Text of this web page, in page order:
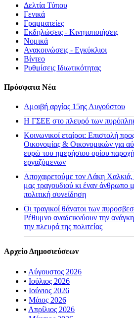
Δελτία Τύπου
Γενικά
Γραμματείες
Εκδηλώσεις - Κινητοποιήσεις
Νομικά
Ανακοινώσεις - Εγκύκλιοι
Βίντεο
Ρυθμίσεις Ιδιωτικότητας
Πρόσφατα Νέα
Αμοιβή αργίας 15ης Αυγούστου
H ΓΣΕΕ στο πλευρό των
Κοινωνικοί εταίροι: Επιστολή
Οικονομίας & Οικονομικών για
ευρώ του ημερήσιου ορίου
εργαζόμενων
Αποχαιρετούμε τον Λάκη
μας τραγουδιού κι έναν άνθρωπο
πολιτική συνείδηση
Οι τραγικοί θάνατοι των
Ρέθυμνο αναδεικνύουν την
την πλευρά της πολιτείας
Αρχείο Δημοσιεύσεων
• Αύγουστος 2026
• Ιούλιος 2026
• Ιούνιος 2026
• Μάιος 2026
• Απρίλιος 2026